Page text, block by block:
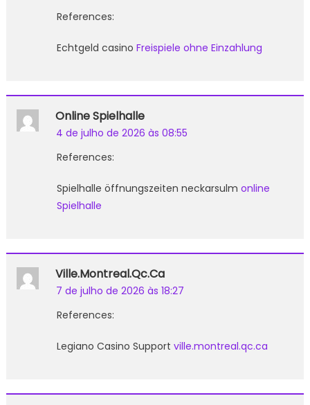
References:
Echtgeld casino Freispiele ohne Einzahlung
Online Spielhalle
4 de julho de 2026 às 08:55
References:
Spielhalle öffnungszeiten neckarsulm online
Spielhalle
Ville.montreal.qc.ca
7 de julho de 2026 às 18:27
References:
Legiano Casino Support ville.montreal.qc.ca